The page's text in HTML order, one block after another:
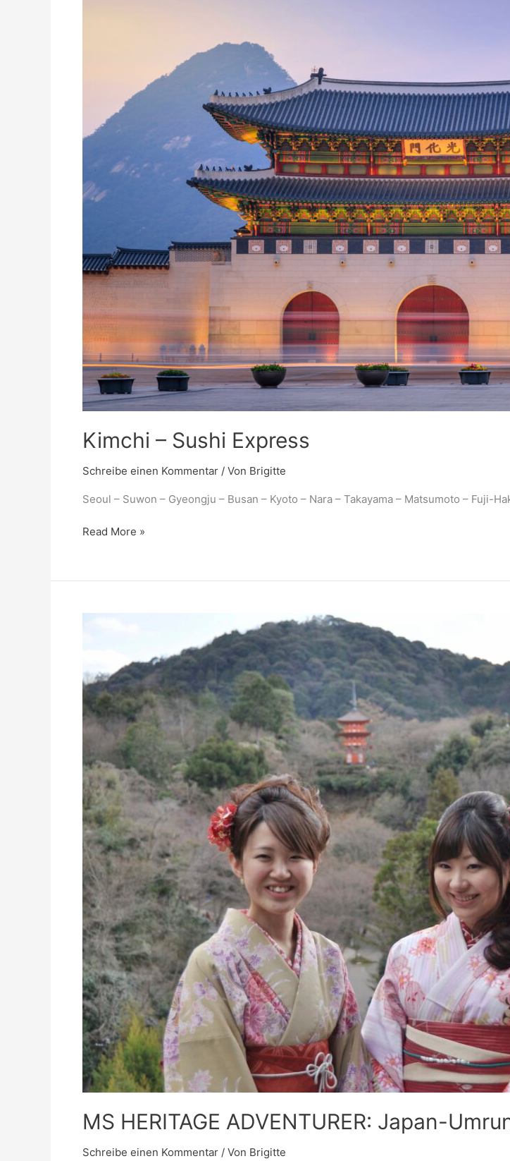
Kimchi – Sushi Express
Schreibe einen Kommentar / Von Brigitte
Seoul – Suwon – Gyeongju – Busan – Kyoto – Nara – Takayama – Matsumoto – Fuji-
Read More »
MS HERITAGE ADVENTURER: Japan-
Schreibe einen Kommentar / Von Brigitte
ADVENTURER:
Japan-
Umrundung
und
Südkorea